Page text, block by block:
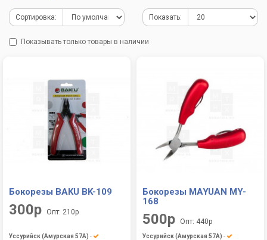
Сортировка: Показать:
Показывать только товары в наличии
Бокорезы BAKU BK-109
300р Опт: 210р
Уссурийск (Амурская 57А) -
Бокорезы MAYUAN MY-
168
500р Опт: 440р
Уссурийск (Амурская 57А) -